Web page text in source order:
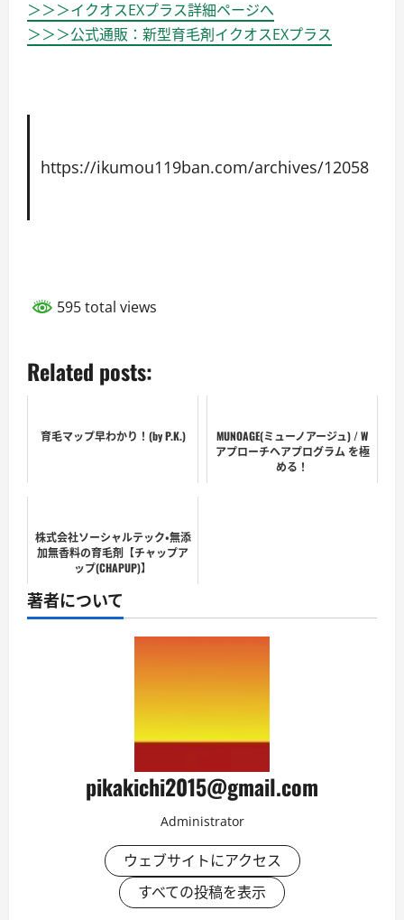
＞＞＞イクオスEXプラス詳細ページへ
＞＞＞公式通販：新型育毛剤イクオスEXプラス
https://ikumou119ban.com/archives/12058
595 total views
Related posts:
育毛マップ早わかり！(by P.K.)
MUNOAGE(ミューノアージュ) / W
アプローチヘアプログラム を極
める！
株式会社ソーシャルテック・無添
加無香料の育毛剤【チャップア
ップ(CHAPUP)】
著者について
pikakichi2015@gmail.com
Administrator
ウェブサイトにアクセス
すべての投稿を表示